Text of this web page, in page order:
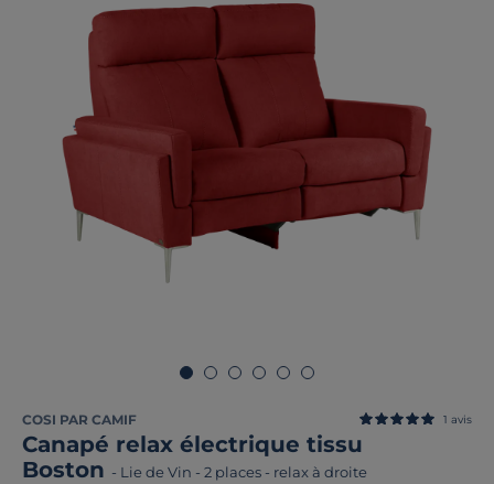
COSI PAR CAMIF
Canapé relax électrique tissu
Boston - Lie de Vin - 2 places - relax à droite
1 avis